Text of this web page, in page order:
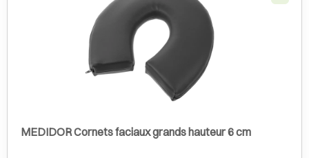
MEDIDOR Cornets faciaux grands hauteur 6 cm